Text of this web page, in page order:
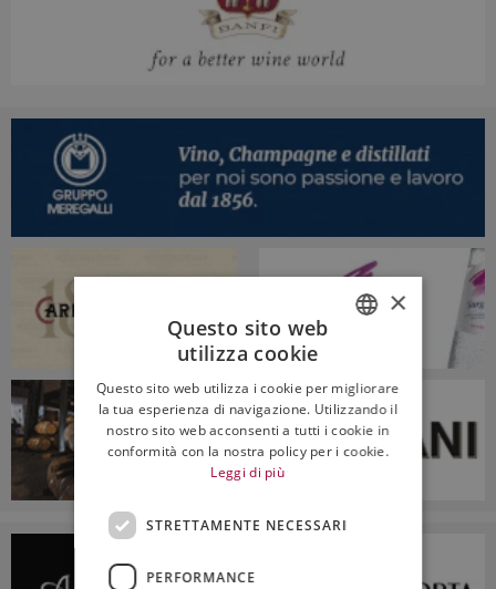
ENGLISH
×
Questo sito web
utilizza cookie
Questo sito web utilizza i cookie per migliorare
la tua esperienza di navigazione. Utilizzando il
nostro sito web acconsenti a tutti i cookie in
conformità con la nostra policy per i cookie.
Leggi di più
STRETTAMENTE NECESSARI
PERFORMANCE